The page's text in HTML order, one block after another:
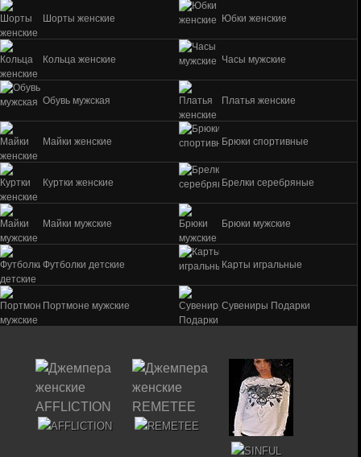
Шорты женские Юбки женские
Кольца женские Часы мужские
Обувь мужская Платья женские
Майки женские Брюки спортивные
Куртки женские Брелки серебряные
Майки мужские Брюки мужские
Футболки детские Карты игральные
Портмоне мужские Сувениры Подарки